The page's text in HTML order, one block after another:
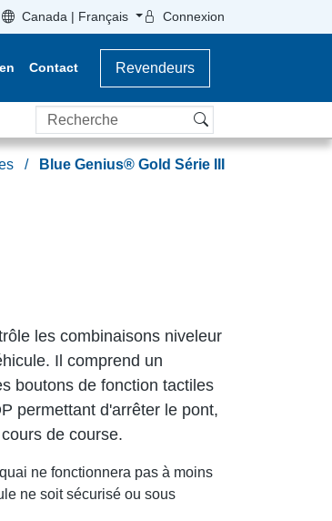
Canada | Français Connexion
Contact Revendeurs
Recherche
Blue Genius® Gold Série III
les combinaisons niveleur
Il comprend un
boutons de fonction tactiles
permettant d'arrêter le pont,
de course.
ne fonctionnera pas à moins
ne soit sécurisé ou sous